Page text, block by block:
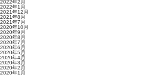
2022年2月
2022年1月
2021年12月
2021年8月
2021年7月
2020年10月
2020年9月
2020年8月
2020年7月
2020年6月
2020年5月
2020年4月
2020年3月
2020年2月
2020年1月